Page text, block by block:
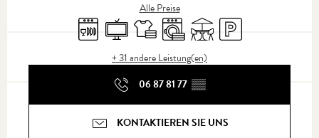
Alle Preise
Geschirrspülmaschine
FernsehenBettwäsche und Laken
Waschmaschine
TerrasseParkplatz
+ 31 andere Leistung(en)
06 87 81 77 ▒▒
KONTAKTIEREN SIE UNS